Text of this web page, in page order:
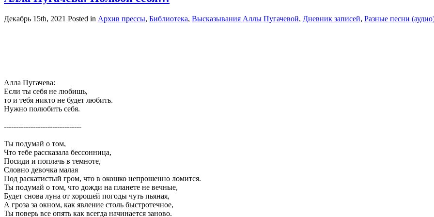
Декабрь 15th, 2021 Posted in Архив прессы, Библиотека, Высказывания Аллы Пугачевой, Дневник записей, Разные песни
Алла Пугачева:
Если ты себя не любишь,
то и тебя никто не будет любить.
Нужно полюбить себя.
--------------------------------
Ты подумай о том,
Что тебе рассказала бессонница,
Посиди и поплачь в темноте,
Словно девочка малая
Под раскатистый гром, что в окошко непрошенно ломится.
Ты подумай о том, что дожди на планете не вечные,
Будет снова луна от хорошей погоды чуть пьяная,
А гроза за окном, как явление столь быстротечное,
Ты поверь все опять как всегда начинается заново.